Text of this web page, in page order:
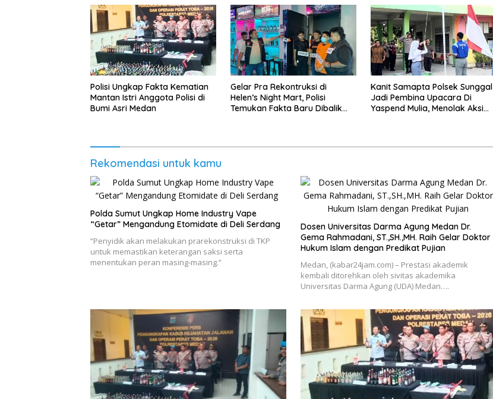
Polisi Ungkap Fakta Kematian
Mantan Istri Anggota Polisi di
Bumi Asri Medan
Gelar Pra Rekontruksi di
Helen’s Night Mart, Polisi
Temukan Fakta Baru Dibalik
Kanit Samapta Polsek Sunggal
Jadi Pembina Upacara Di
Yaspend Mulia, Menolak Aksi
Rekomendasi untuk kamu
‎Polda Sumut Ungkap Home Industry Vape
“Getar” Mengandung Etomidate di Deli Serdang ‎
“Penyidik akan melakukan prarekonstruksi di TKP
untuk memastikan keterangan saksi serta
menentukan peran masing-masing.”
Dosen Universitas Darma Agung Medan Dr.
Gema Rahmadani, ST.,SH.,MH. Raih Gelar Doktor
Hukum Islam dengan Predikat Pujian
Medan, (kabar24jam.com) – Prestasi akademik
kembali ditorehkan oleh sivitas akademika
Universitas Darma Agung (UDA) Medan….